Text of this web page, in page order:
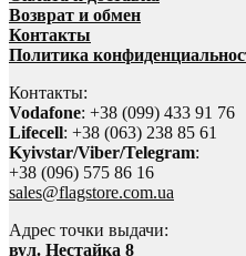
Возврат и обмен
Контакты
Политика
Контакты:
Vodafone: +38 (099) 433 91 76
Lifecell: +38 (063) 238 85 61
Kyivstar/Viber/Telegram:
+38 (096) 575 86 16
sales@flagstore.com.ua
Адрес точки выдачи:
вул. Нестайка 8